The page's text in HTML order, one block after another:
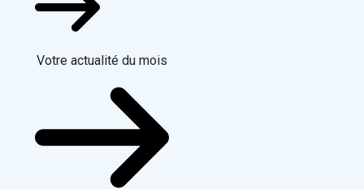
Votre actualité du mois